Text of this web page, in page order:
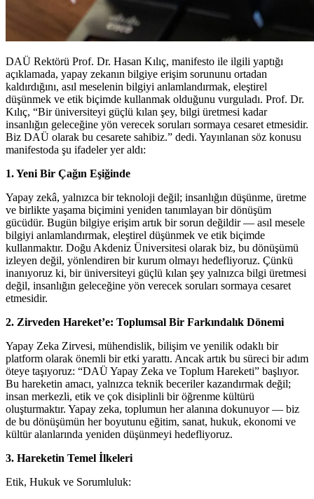
DAÜ Rektörü Prof. Dr. Hasan Kılıç, manifesto ile ilgili yaptığı
açıklamada, yapay zekanın bilgiye erişim sorununu ortadan
kaldırdığını, asıl meselenin bilgiyi anlamlandırmak, eleştirel
düşünmek ve etik biçimde kullanmak olduğunu vurguladı. Prof. Dr.
Kılıç, “Bir üniversiteyi güçlü kılan şey, bilgi üretmesi kadar
insanlığın geleceğine yön verecek soruları sormaya cesaret etmesidir.
Biz DAÜ olarak bu cesarete sahibiz.” dedi. Yayınlanan söz konusu
manifestoda şu ifadeler yer aldı:
1. Yeni Bir Çağın Eşiğinde
Yapay zekâ, yalnızca bir teknoloji değil; insanlığın düşünme, üretme
ve birlikte yaşama biçimini yeniden tanımlayan bir dönüşüm
gücüdür. Bugün bilgiye erişim artık bir sorun değildir — asıl mesele
bilgiyi anlamlandırmak, eleştirel düşünmek ve etik biçimde
kullanmaktır. Doğu Akdeniz Üniversitesi olarak biz, bu dönüşümü
izleyen değil, yönlendiren bir kurum olmayı hedefliyoruz. Çünkü
inanıyoruz ki, bir üniversiteyi güçlü kılan şey yalnızca bilgi üretmesi
değil, insanlığın geleceğine yön verecek soruları sormaya cesaret
etmesidir.
2. Zirveden Hareket’e: Toplumsal Bir Farkındalık Dönemi
Yapay Zeka Zirvesi, mühendislik, bilişim ve yenilik odaklı bir
platform olarak önemli bir etki yarattı. Ancak artık bu süreci bir adım
öteye taşıyoruz: “DAÜ Yapay Zeka ve Toplum Hareketi” başlıyor.
Bu hareketin amacı, yalnızca teknik beceriler kazandırmak değil;
insan merkezli, etik ve çok disiplinli bir öğrenme kültürü
oluşturmaktır. Yapay zeka, toplumun her alanına dokunuyor — biz
de bu dönüşümün her boyutunu eğitim, sanat, hukuk, ekonomi ve
kültür alanlarında yeniden düşünmeyi hedefliyoruz.
3. Hareketin Temel İlkeleri
Etik, Hukuk ve Sorumluluk: